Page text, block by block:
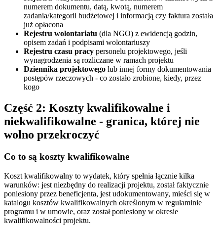
numerem dokumentu, datą, kwotą, numerem
zadania/kategorii budżetowej i informacją czy faktura została
już opłacona
Rejestru wolontariatu (dla NGO) z ewidencją godzin,
opisem zadań i podpisami wolontariuszy
Rejestru czasu pracy personelu projektowego, jeśli
wynagrodzenia są rozliczane w ramach projektu
Dziennika projektowego lub innej formy dokumentowania
postępów rzeczowych - co zostało zrobione, kiedy, przez
kogo
Część 2: Koszty kwalifikowalne i
niekwalifikowalne - granica, której nie
wolno przekroczyć
Co to są koszty kwalifikowalne
Koszt kwalifikowalny to wydatek, który spełnia łącznie kilka
warunków: jest niezbędny do realizacji projektu, został faktycznie
poniesiony przez beneficjenta, jest udokumentowany, mieści się w
katalogu kosztów kwalifikowalnych określonym w regulaminie
programu i w umowie, oraz został poniesiony w okresie
kwalifikowalności projektu.